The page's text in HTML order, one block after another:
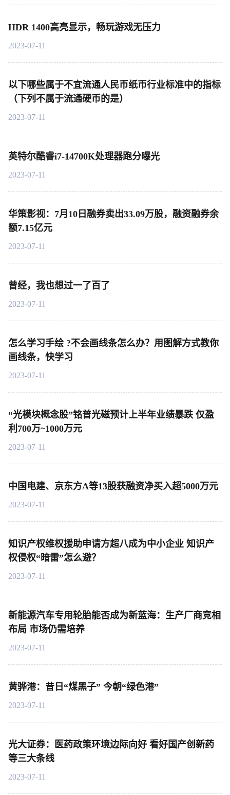
HDR 1400高亮显示，畅玩游戏无压力
2023-07-11
以下哪些属于不宜流通人民币纸币行业标准中的指标
（下列不属于流通硬币的是）
2023-07-11
英特尔酷睿i7-14700K处理器跑分曝光
2023-07-11
华策影视：7月10日融券卖出33.09万股，融资融券余
额7.15亿元
2023-07-11
曾经，我也想过一了百了
2023-07-11
怎么学习手绘 ?不会画线条怎么办？用图解方式教你
画线条，快学习
2023-07-11
“光模块概念股”铭普光磁预计上半年业绩暴跌 仅盈
利700万~1000万元
2023-07-11
中国电建、京东方A等13股获融资净买入超5000万元
2023-07-11
知识产权维权援助申请方超八成为中小企业 知识产
权侵权“暗雷”怎么避？
2023-07-11
新能源汽车专用轮胎能否成为新蓝海：生产厂商竞相
布局 市场仍需培养
2023-07-11
黄骅港：昔日“煤黑子” 今朝“绿色港”
2023-07-11
光大证券：医药政策环境边际向好 看好国产创新药
等三大条线
2023-07-11